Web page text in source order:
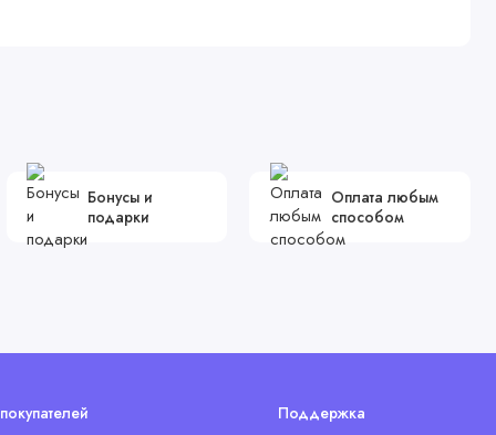
Бонусы и
подарки
Оплата любым
способом
Поддержка